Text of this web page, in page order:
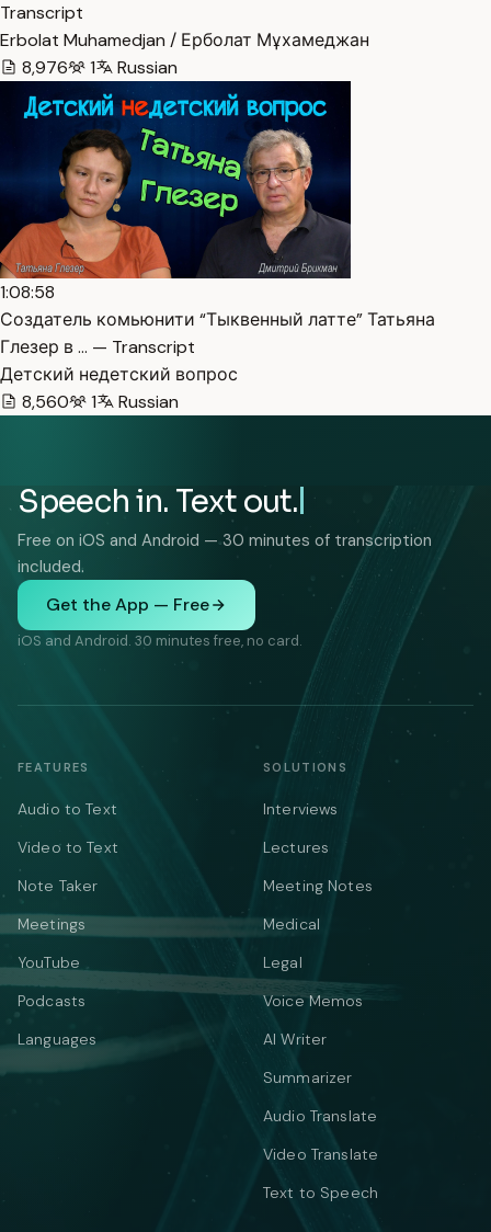
Transcript
Erbolat Muhamedjan / Ерболат Мұхамеджан
8,976
1 Russian
1:08:58
Создатель комьюнити “Тыквенный латте” Татьяна
Глезер в … — Transcript
Детский недетский вопрос
8,560
1 Russian
Speech in. Text out.
Free on iOS and Android — 30 minutes of transcription
included.
Get the App — Free
iOS and Android. 30 minutes free, no card.
FEATURES
Audio to Text
Video to Text
Note Taker
Meetings
YouTube
Podcasts
Languages
SOLUTIONS
Interviews
Lectures
Meeting Notes
Medical
Legal
Voice Memos
AI Writer
Summarizer
Audio Translate
Video Translate
Text to Speech